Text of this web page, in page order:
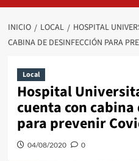
INICIO LOCAL
HOSPITAL
CABINA DE DESINFECCIÓN PARA
Local
Hospital
cuenta con
para prevenir
04/08/2020 0